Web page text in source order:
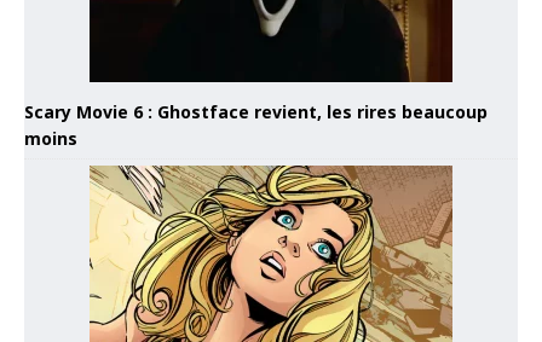
Scary Movie 6 : Ghostface revient, les rires beaucoup
moins